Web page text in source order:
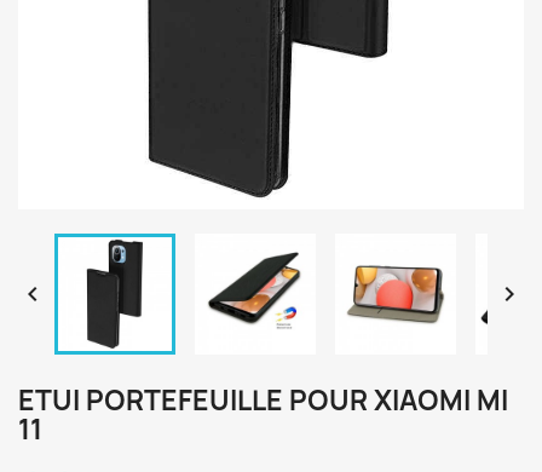
 
ETUI PORTEFEUILLE POUR XIAOMI MI
11